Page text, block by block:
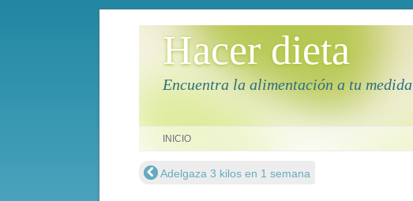
Hacer dieta
Encuentra la alimentación a tu medida
INICIO
Navegación de entradas
Adelgaza 3 kilos en 1 semana